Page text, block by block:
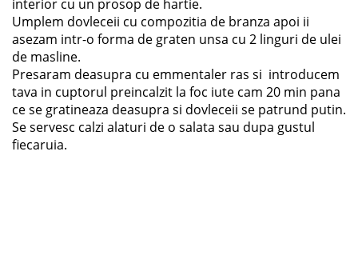
interior cu un prosop de hartie.
Umplem dovleceii cu compozitia de branza apoi ii
asezam intr-o forma de graten unsa cu 2 linguri de ulei
de masline.
Presaram deasupra cu emmentaler ras si introducem
tava in cuptorul preincalzit la foc iute cam 20 min pana
ce se gratineaza deasupra si dovleceii se patrund putin.
Se servesc calzi alaturi de o salata sau dupa gustul
fiecaruia.